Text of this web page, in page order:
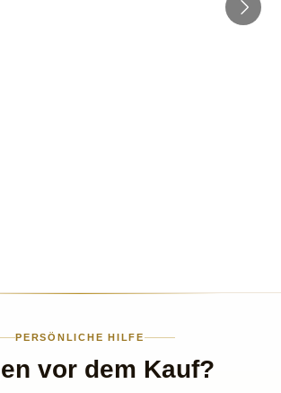
PERSÖNLICHE HILFE
vor dem Kauf?